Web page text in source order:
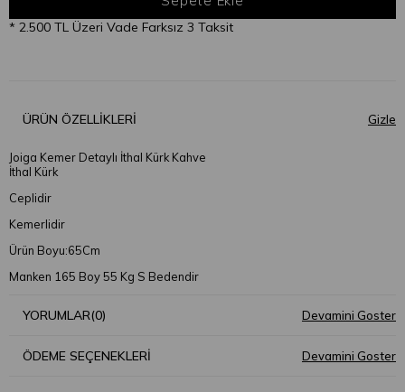
* 2.500 TL Üzeri Vade Farksız 3 Taksit
ÜRÜN ÖZELLIKLERI
Joiga Kemer Detaylı İthal Kürk Kahve
İthal Kürk
Ceplidir
Kemerlidir
Ürün Boyu:65Cm
Manken 165 Boy 55 Kg S Bedendir
YORUMLAR(0)
ÖDEME SEÇENEKLERI